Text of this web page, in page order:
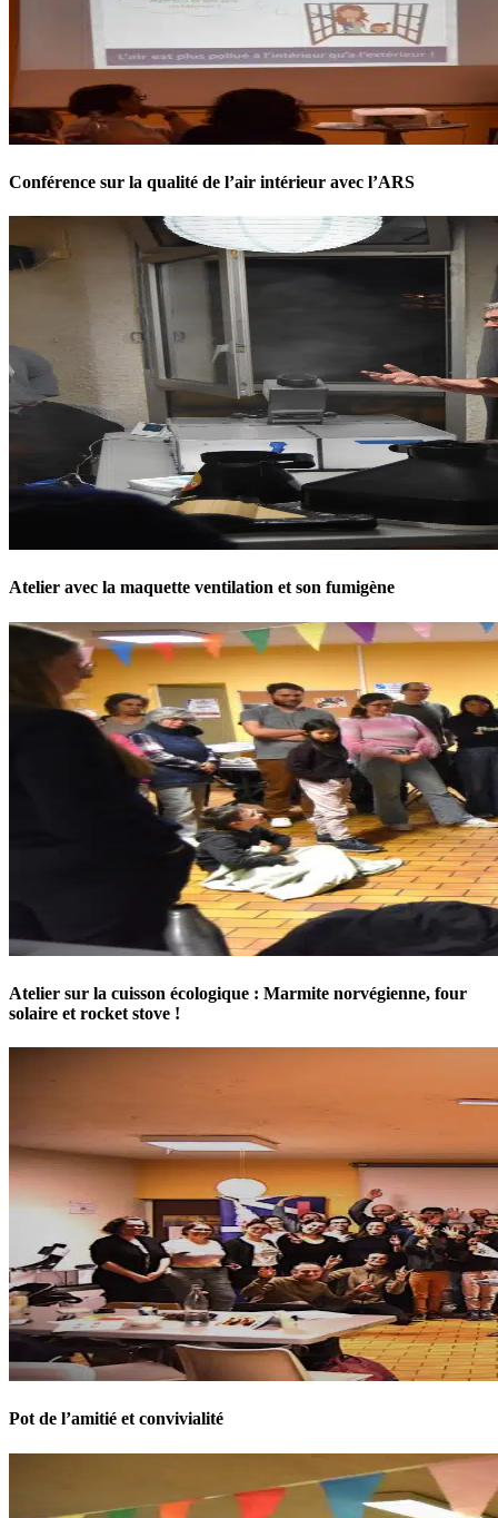
Conférence sur la qualité de l’air intérieur avec l’ARS
Atelier avec la maquette ventilation et son fumigène
Atelier sur la cuisson écologique : Marmite norvégienne, four
solaire et rocket stove !
Pot de l’amitié et convivialité